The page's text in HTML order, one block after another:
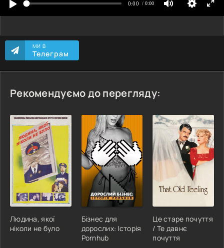
МИ В
Телеграм
Рекомендуємо до перегляду:
Людина, якої
ніколи не було
Бізнес для
дорослих: Історія
Pornhub
Це старе почуття
/ Те давнє
почуття